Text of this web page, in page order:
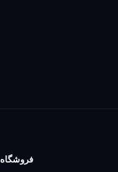
فروشگاه